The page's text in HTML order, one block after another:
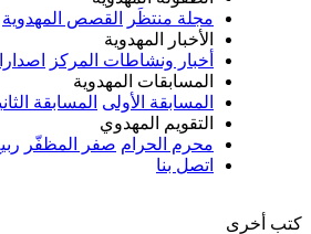
مجلة منتظَر
القصص المهدوية
الأخبار المهدوية
أخبار ونشاطات المركز
المسابقات المهدوية
المسابقة الأولى المسابقة
التقويم المهدوي
محرم الحرام صفر المظفّر
اتصل بنا
كتب أخرى